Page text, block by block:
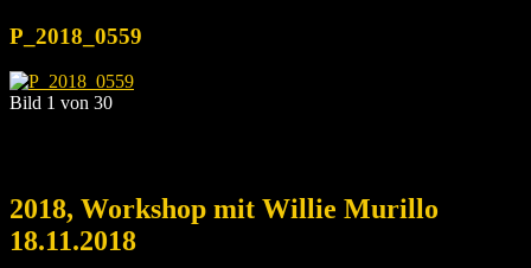
P_2018_0559
Bild 1 von 30
2018, Workshop mit Willie Murillo
18.11.2018